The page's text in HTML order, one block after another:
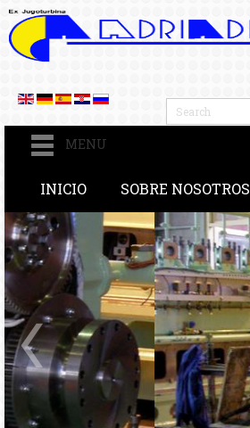
MENU
INICIO SOBRE NOSOTROS